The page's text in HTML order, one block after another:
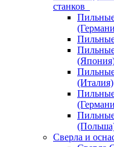
станков
Пильные
(Италия)
Сверла и